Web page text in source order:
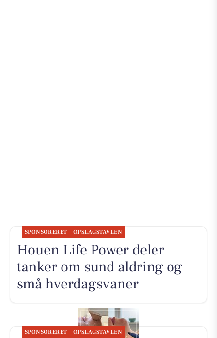
SPONSORERET OPSLAGSTAVLEN
Houen Life Power deler
tanker om sund aldring og
små hverdagsvaner
SPONSORERET OPSLAGSTAVLEN